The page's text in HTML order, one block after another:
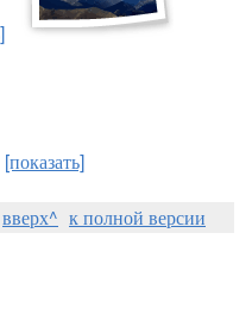
[показать]
вверх^ к полной версии